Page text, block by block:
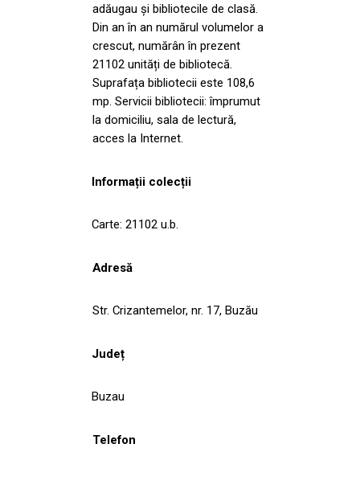
adăugau și bibliotecile de clasă.
Din an în an numărul volumelor a
crescut, numărân în prezent
21102 unități de bibliotecă.
Suprafața bibliotecii este 108,6
mp. Servicii bibliotecii: împrumut
la domiciliu, sala de lectură,
acces la Internet.
Informații colecții
Carte: 21102 u.b.
Adresă
Str. Crizantemelor, nr. 17, Buzău
Județ
Buzau
Telefon